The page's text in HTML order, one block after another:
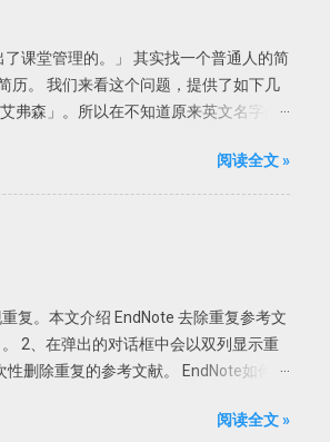
如数字和字母的组合。在Endnote存档
以根据设定的规则自动重命名新添加的
自己的喜好选择重命名方式，如上
Auto Renaming Options功能之后导入
课堂管理的。」 其实找一个普通人的简
历。 我们来看这个问题，提供了如下几
弗森」。所以在不知道原来英文名字的
不要度娘，度娘这辈子可能都找不到。
在google里输入关键词「美国教育家埃
能叫「Evertson,C」，有一本著作叫
名作者，一个叫「emmer,e」。 我们再
M. Evertson」进行搜索，有用的
可以找到这么一个网页
找到范德堡大学的主页，进一步搜索该
(615) 343-0955 Wyatt Center 65 VU
阅读全文 »
复。本文介绍 EndNote 去除重复参考文
2、在弹出的对话框中会以双列显示重
删除重复的参考文献。 EndNote如何判
Author」「Year」「Title」即可。 自动
阅读全文 »